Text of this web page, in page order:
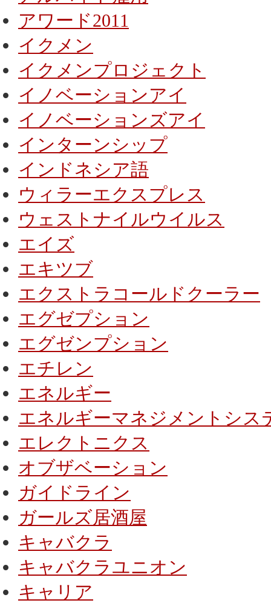
アワード2011
イクメン
イクメンプロジェクト
イノベーションアイ
イノベーションズアイ
インターンシップ
インドネシア語
ウィラーエクスプレス
ウェストナイルウイルス
エイズ
エキツブ
エクストラコールドクーラー
エグゼプション
エグゼンプション
エチレン
エネルギー
エネルギーマネジメントシス
エレクトニクス
オブザベーション
ガイドライン
ガールズ居酒屋
キャバクラ
キャバクラユニオン
キャリア